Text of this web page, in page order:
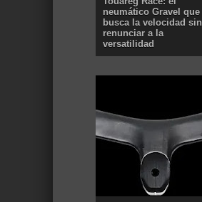
neumático Gravel que
busca la velocidad sin
renunciar a la
versatilidad